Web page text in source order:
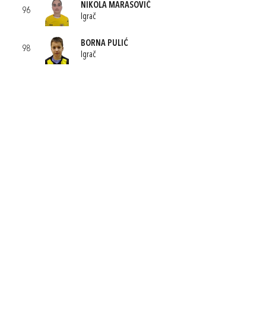
96
NIKOLA MARASOVIĆ
Igrač
98
BORNA PULIĆ
Igrač